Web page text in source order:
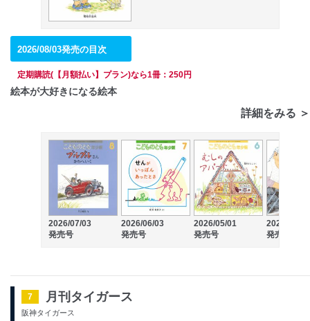
2026/08/03発売の目次
定期購読(【月額払い】プラン)なら1冊：250円
絵本が大好きになる絵本
詳細をみる ＞
2026/07/03
発売号
2026/06/03
発売号
2026/05/01
発売号
2026/04/03
発売号
7 月刊タイガース
阪神タイガース